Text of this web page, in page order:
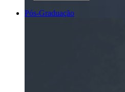
Pós-Graduação